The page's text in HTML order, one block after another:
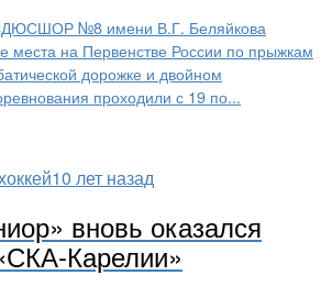
№8 имени В.Г. Беляйкова
места на Первенстве России по прыжкам
дорожке и двойном
проходили с 19 по...
10 лет назад
вновь оказался
Карелии»